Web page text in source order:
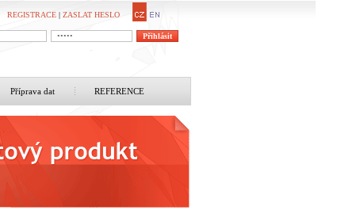
REGISTRACE | ZASLAT HESLO
Příprava dat REFERENCE